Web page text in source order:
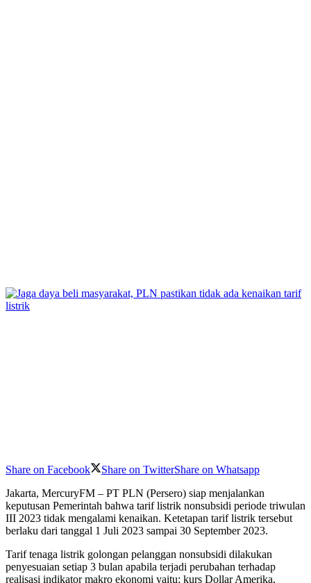
Share on Facebook Share on TwitterShare on Whatsapp
Jakarta, MercuryFM – PT PLN (Persero) siap menjalankan
keputusan Pemerintah bahwa tarif listrik nonsubsidi periode triwulan
III 2023 tidak mengalami kenaikan. Ketetapan tarif listrik tersebut
berlaku dari tanggal 1 Juli 2023 sampai 30 September 2023.
Tarif tenaga listrik golongan pelanggan nonsubsidi dilakukan
penyesuaian setiap 3 bulan apabila terjadi perubahan terhadap
realisasi indikator makro ekonomi yaitu: kurs Dollar Amerika,